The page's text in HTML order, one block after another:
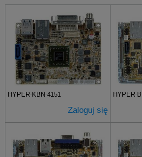
HYPER-KBN-4151
Zaloguj się
HYPER-